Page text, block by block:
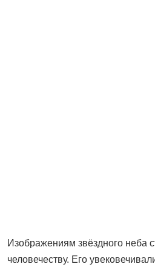
Изображениям звёздного неба
человечеству. Его